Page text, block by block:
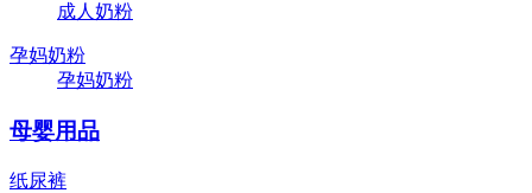
成人奶粉
孕妈奶粉
孕妈奶粉
母婴用品
纸尿裤